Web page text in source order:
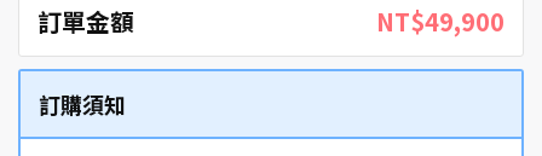
訂單金額 NT$49,900
訂購須知